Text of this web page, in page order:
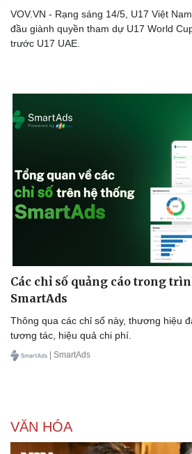
VOV.VN - Rạng sáng 14/5, U17 Việt
đầu giành quyền tham dự U17 World
trước U17 UAE.
Các chỉ số quảng cáo trong
SmartAds
Thông qua các chỉ số này, thương hiệu
tương tác, hiệu quả chi phí.
| SmartAds
VĂN HÓA